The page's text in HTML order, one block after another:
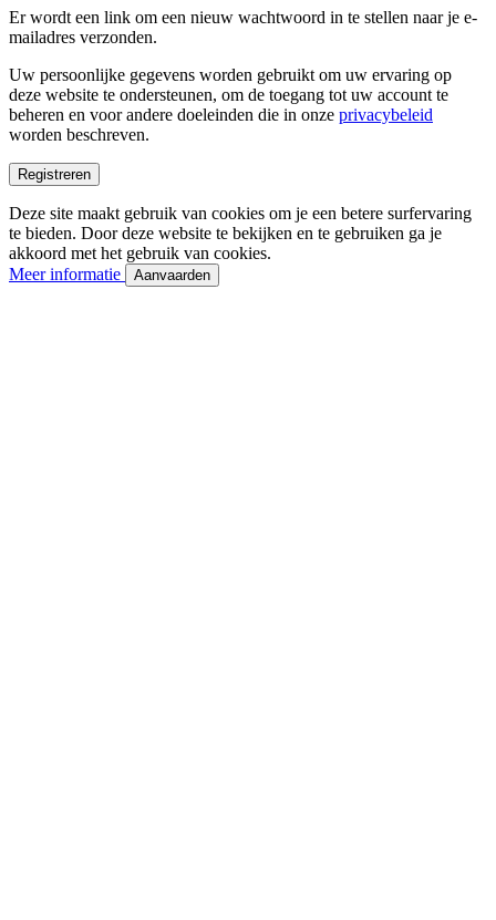
Er wordt een link om een nieuw wachtwoord in te stellen naar je e-
mailadres verzonden.
Uw persoonlijke gegevens worden gebruikt om uw ervaring op
deze website te ondersteunen, om de toegang tot uw account te
beheren en voor andere doeleinden die in onze privacybeleid
worden beschreven.
Registreren
Deze site maakt gebruik van cookies om je een betere surfervaring
te bieden. Door deze website te bekijken en te gebruiken ga je
akkoord met het gebruik van cookies.
Meer informatie
Aanvaarden